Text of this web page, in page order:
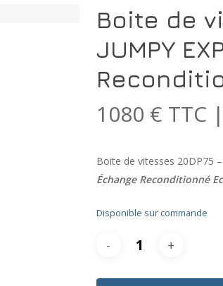
Boite de
JUMPY
1080 € TTC
Boite de vitesses 20DP75
Échange Reconditionné
Disponible sur commande